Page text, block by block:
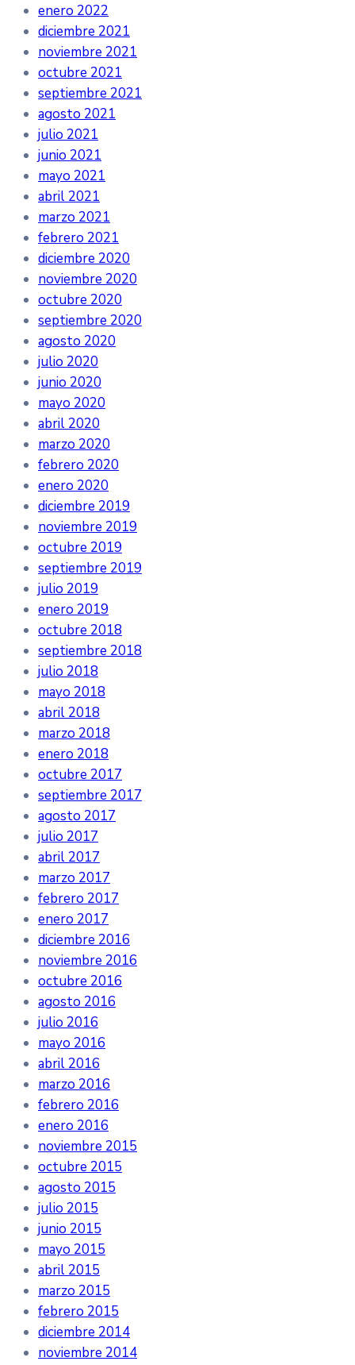
enero 2022
diciembre 2021
noviembre 2021
octubre 2021
septiembre 2021
agosto 2021
julio 2021
junio 2021
mayo 2021
abril 2021
marzo 2021
febrero 2021
diciembre 2020
noviembre 2020
octubre 2020
septiembre 2020
agosto 2020
julio 2020
junio 2020
mayo 2020
abril 2020
marzo 2020
febrero 2020
enero 2020
diciembre 2019
noviembre 2019
octubre 2019
septiembre 2019
julio 2019
enero 2019
octubre 2018
septiembre 2018
julio 2018
mayo 2018
abril 2018
marzo 2018
enero 2018
octubre 2017
septiembre 2017
agosto 2017
julio 2017
abril 2017
marzo 2017
febrero 2017
enero 2017
diciembre 2016
noviembre 2016
octubre 2016
agosto 2016
julio 2016
mayo 2016
abril 2016
marzo 2016
febrero 2016
enero 2016
noviembre 2015
octubre 2015
agosto 2015
julio 2015
junio 2015
mayo 2015
abril 2015
marzo 2015
febrero 2015
diciembre 2014
noviembre 2014